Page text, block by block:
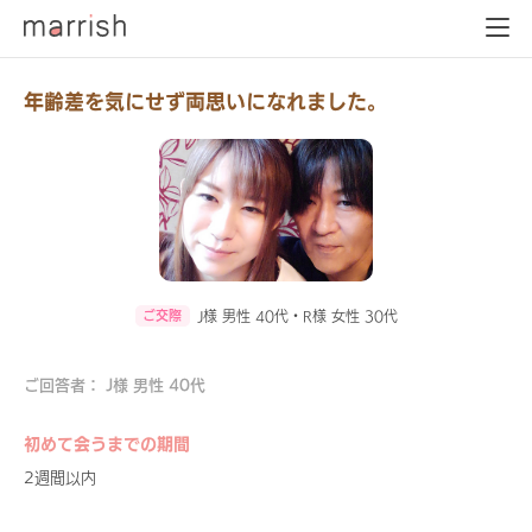
年齢差を気にせず両思いになれました。
ご交際 J様 男性 40代・R様 女性 30代
ご回答者： J様 男性 40代
初めて会うまでの期間
2週間以内